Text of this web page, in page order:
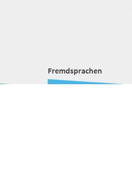
Fremdsprachen